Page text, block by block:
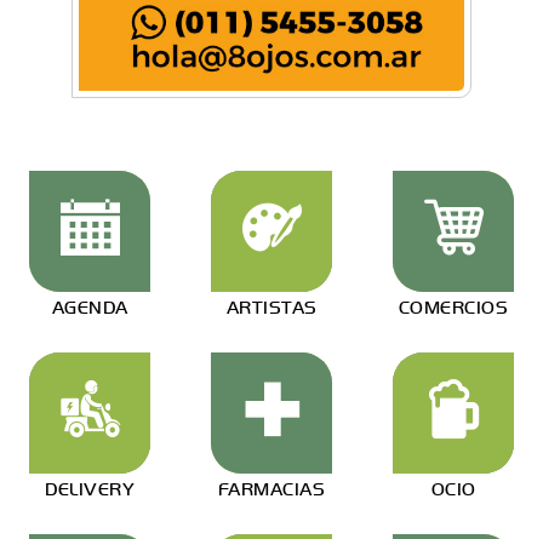
AGENDA ARTISTAS COMERCIOS
DELIVERY FARMACIAS OCIO